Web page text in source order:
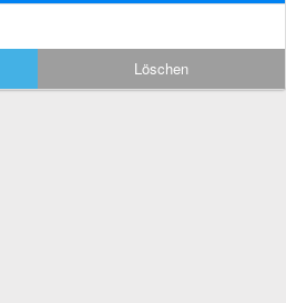
Löschen